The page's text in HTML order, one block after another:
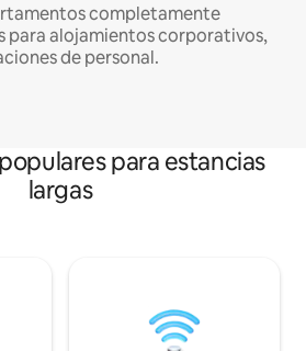
completamente
para alojamientos corporativos,
de personal.
para estancias
largas